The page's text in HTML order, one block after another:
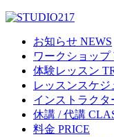
お知らせ NEWS
ワークショップ
体験レッスン
レッスンスケジ
インストラクタ
休講 / 代講
料金 PRICE